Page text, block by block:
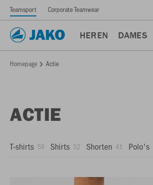
Teamsport Corporate Teamwear
HEREN DAMES
Homepage Actie
ACTIE
T-shirts 59 Shirts 52 Shorten 41 Polo's